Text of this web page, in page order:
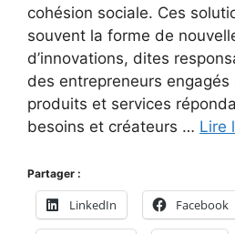
cohésion sociale. Ces
souvent la forme de
d’innovations, dites
des entrepreneurs
produits et services
besoins et créateurs … Lire
Partager :
LinkedIn Facebook